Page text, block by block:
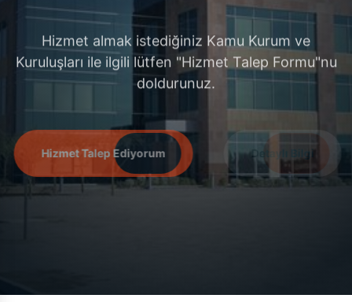
Hizmet almak istediğiniz Kamu Kurum ve
Kuruluşları ile ilgili lütfen "Hizmet Talep Formu"nu
doldurunuz.
Hizmet Talep Ediyorum Detaylı Bilgi